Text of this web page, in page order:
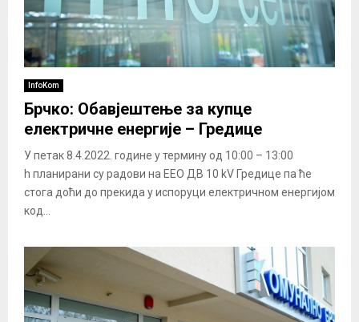
InfoKom
Брчко: Обавјештење за купце
електричне енергије – Гредице
У петак 8.4.2022. године у термину од 10:00 – 13:00
h планирани су радови на ЕЕО ДВ 10 kV Гредице па ће
стога доћи до прекида у испоруци електричном енергијом
код...